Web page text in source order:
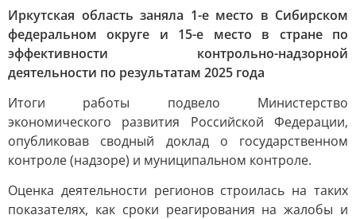
Иркутская область заняла 1-е место в Сибирском
федеральном округе и 15-е место в стране по
эффективности контрольно-надзорной
деятельности по результатам 2025 года
Итоги работы подвело Министерство
экономического развития Российской Федерации,
опубликовав сводный доклад о государственном
контроле (надзоре) и муниципальном контроле.
Оценка деятельности регионов строилась на таких
показателях, как сроки реагирования на жалобы и